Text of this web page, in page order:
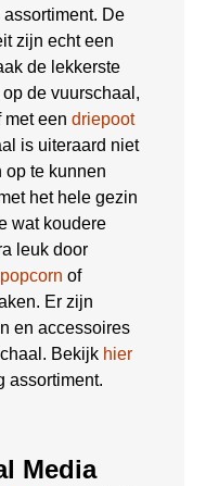
De
zijn echt een
de lekkerste
de vuurschaal,
met een driepoot
is uiteraard niet
op te kunnen
het hele gezin
wat koudere
leuk door
popcorn of
Er zijn
en accessoires
Bekijk hier
assortiment.
Media